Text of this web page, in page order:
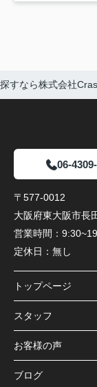
すなら株式会社
06-
〒577-0012
大阪府東大阪市長
営業時間：
定休日： 無し
トップページ
スタッフ
お客様の声
ブログ